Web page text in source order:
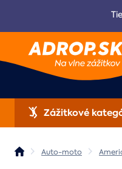
Zážitkové
Auto-moto